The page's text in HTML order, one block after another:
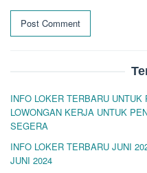
INFO LOKER TERBARU
LOWONGAN KERJA UNTUK
SEGERA
INFO LOKER TERBARU JUNI
JUNI 2024